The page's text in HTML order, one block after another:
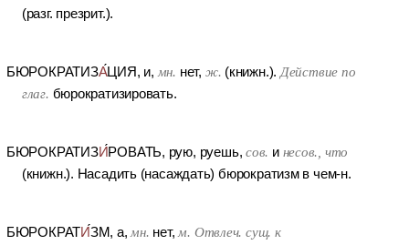
(разг. презрит.).
БЮРОКРАТИЗАЦИЯ, и, мн. нет, ж. (книжн.). Действие по
глаг. бюрократизировать.
БЮРОКРАТИЗИРОВАТЬ, рую, руешь,сов. и несов., что
(книжн.). Насадить (насаждать) бюрократизм в чем-н.
БЮРОКРАТИЗМ, а, мн. нет, м. Отвлеч. сущ. к